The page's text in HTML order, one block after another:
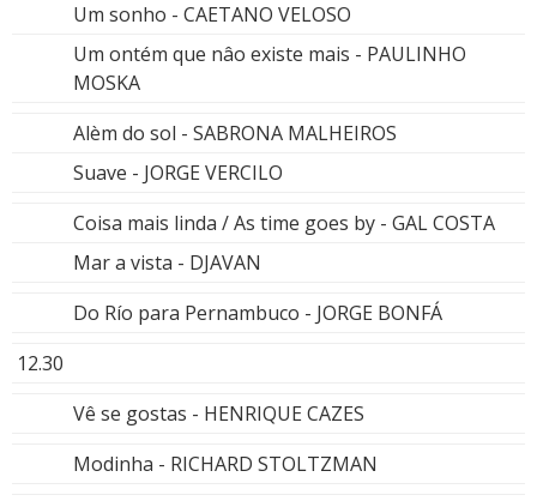
Um sonho - CAETANO VELOSO
Um ontém que nâo existe mais - PAULINHO
MOSKA
Alèm do sol - SABRONA MALHEIROS
Suave - JORGE VERCILO
Coisa mais linda / As time goes by - GAL COSTA
Mar a vista - DJAVAN
Do Río para Pernambuco - JORGE BONFÁ
12.30
Vê se gostas - HENRIQUE CAZES
Modinha - RICHARD STOLTZMAN